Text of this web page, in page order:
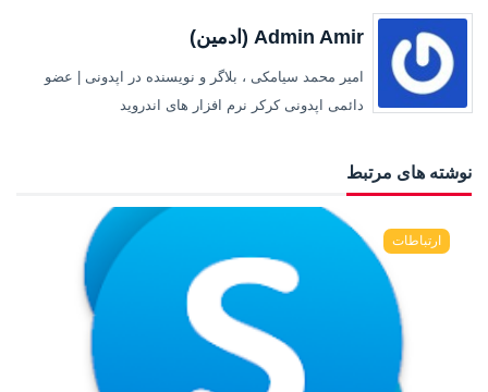
Admin Amir (ادمین)
امیر محمد سیامکی ، بلاگر و نویسنده در اپدونی | عضو
دائمی اپدونی کرکر نرم افزار های اندروید
نوشته های مرتبط
ارتباطات